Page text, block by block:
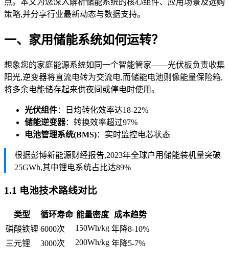
点。本文为您深入解析储能系统的核心组件、应用场景及选购
策略,并分享行业最新动态与数据支持。
一、家用储能系统如何运转？
想象您的家庭能源系统如同一个智能管家——光伏板负责收集
阳光,逆变器将直流电转为交流电,而储能电池则像能量保险箱,
将多余电能储存起来供夜间或停电时使用。
光伏组件：日均转化效率达18-22%
储能逆变器：转换效率超过97%
电池管理系统(BMS)：实时监控电芯状态
根据彭博新能源财经报告,2023年全球户用储能装机量突破
25GWh,其中锂电系统占比达89%
1.1 电池技术路线对比
类型 循环寿命 能量密度
成本趋势
磷酸铁锂 6000次 150Wh/kg 年降8-10%
三元锂
3000次 200Wh/kg 年降5-7%